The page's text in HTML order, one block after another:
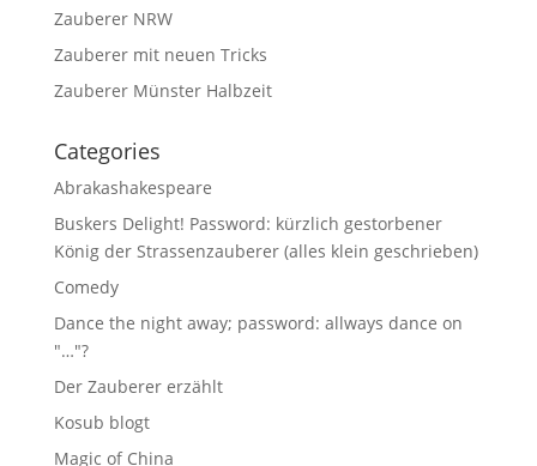
Zauberer NRW
Zauberer mit neuen Tricks
Zauberer Münster Halbzeit
Categories
Abrakashakespeare
Buskers Delight! Password: kürzlich gestorbener
König der Strassenzauberer (alles klein geschrieben)
Comedy
Dance the night away; password: allways dance on
"…"?
Der Zauberer erzählt
Kosub blogt
Magic of China